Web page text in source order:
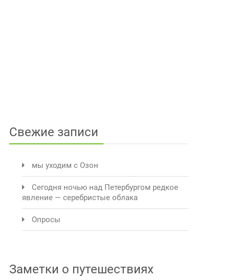
Свежие записи
мы уходим с Озон
Сегодня ночью над Петербургом редкое
явление — серебристые облака
Опросы
Заметки о путешествиях